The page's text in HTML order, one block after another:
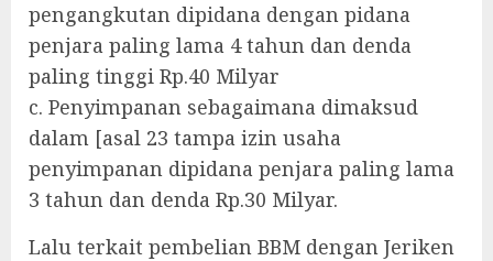
pengangkutan dipidana dengan pidana
penjara paling lama 4 tahun dan denda
paling tinggi Rp.40 Milyar
c. Penyimpanan sebagaimana dimaksud
dalam [asal 23 tampa izin usaha
penyimpanan dipidana penjara paling lama
3 tahun dan denda Rp.30 Milyar.
Lalu terkait pembelian BBM dengan Jeriken